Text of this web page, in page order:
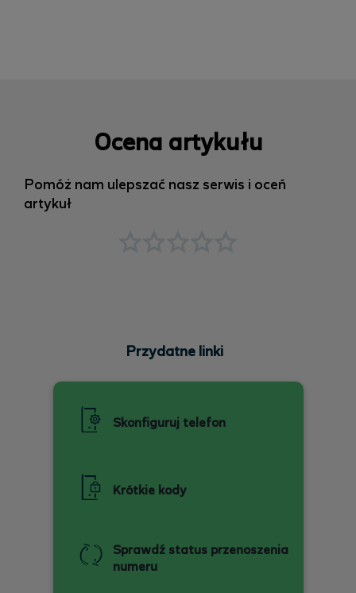
Ocena artykułu
Pomóż nam ulepszać nasz serwis i oceń
artykuł
Przydatne linki
Skonfiguruj telefon
Krótkie kody
Sprawdź status przenoszenia
numeru